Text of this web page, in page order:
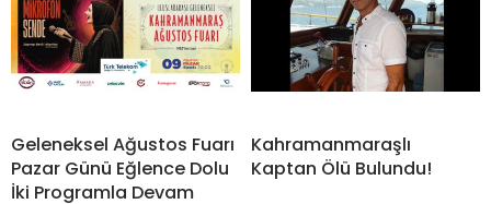
Geleneksel Ağustos Fuarı
Pazar Günü Eğlence Dolu
İki Programla Devam
Kahramanmaraşlı
Kaptan Ölü Bulundu!